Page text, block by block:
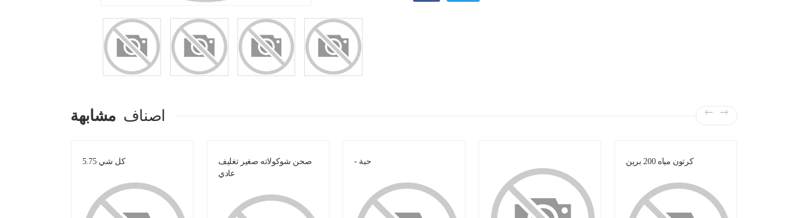
اصناف مشابهة
كل شي 5.75
صحن شوكولاته صغير تغليف
عادي
- حبة كرتون مياه 200 برين